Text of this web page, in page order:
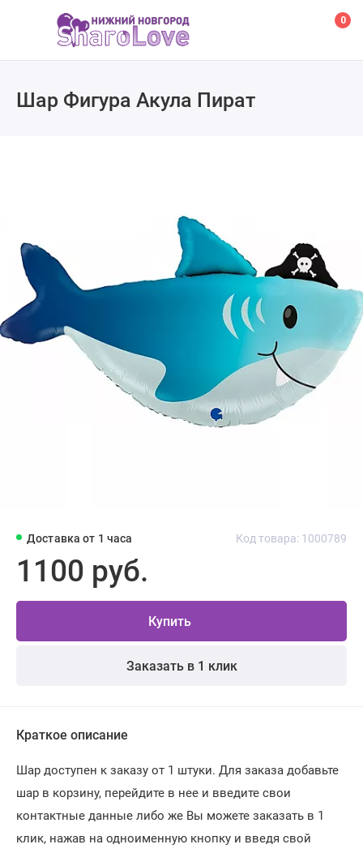
0
Шар Фигура Акула Пират
Доставка от 1 часа Код товара: 1000789
1100 руб.
Купить
Заказать в 1 клик
Краткое описание
Шар доступен к заказу от 1 штуки. Для заказа добавьте
шар в корзину, перейдите в нее и введите свои
контактные данные либо же Вы можете заказать в 1
клик, нажав на одноименную кнопку и введя свой